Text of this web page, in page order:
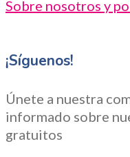
Sobre nosotros y
¡Síguenos!
Únete a nuestra
informado sobre
gratuitos